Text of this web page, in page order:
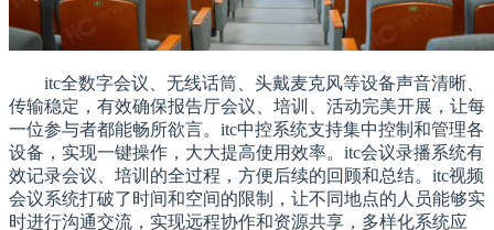
itc全数字会议、无线话筒、头戴麦克风等设备声音清晰、
传输稳定，有效确保报告厅会议、培训、活动完美开展，让每
一位参与者都能畅所欲言。itc中控系统支持集中控制和管理各
设备，实现一键操作，大大提高使用效率。itc会议录播系统有
效记录会议、培训的全过程，方便后续的回顾和总结。itc视频
会议系统打破了时间和空间的限制，让不同地点的人员能够实
时进行沟通交流，实现远程协作和资源共享，多样化系统应